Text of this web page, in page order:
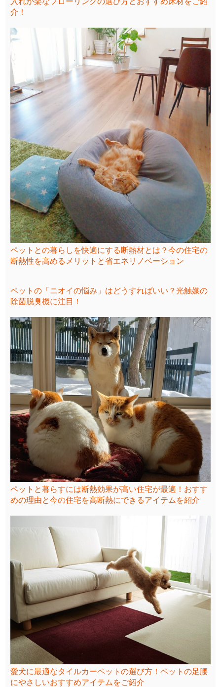
介！
ペットとの暮らしを快適にする断熱材とは？今の住宅の
断熱性を高めるメリットと省エネリノベーション
ペットの「ニオイの悩み」はどうすればいい？光触媒の
除菌脱臭機に注目！
ペットと暮らすには断熱効果が高い住宅が最適！おすす
めの理由と今の住宅を高断熱にできるアイテムを紹介
愛犬に最適なタイルカーペットの選び方！ペットの足腰
にやさしいおすすめアイテムをご紹介